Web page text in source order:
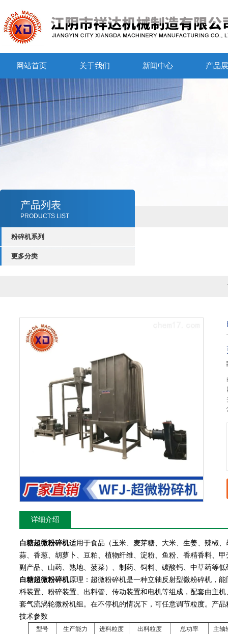
网站首页 关于我们 新闻中心 产品
产品列表
PRODUCTS LIST
粉碎机系列
更多分类
详细介绍
白糖超微粉碎机适用于食品（玉米、麦芽糖、大米、生姜、辣椒
蒜、香葱、胡萝卜、豆粕、植物纤维、淀粉、鱼粉、香精香料、
副产品、山药、熟地、菠菜）、制药、饲料、碳酸钙、中草药等
白糖超微粉碎机原理：超微粉碎机是一种立轴反射型微粉碎机，
料装置、粉碎装置、出料管、传动装置和电机等组成，配套由主
套气流涡轮微粉机组。在不停机的情况下，可任意调节粒度。产
技术参数
型号
生产能力
进料粒度
出料粒度
总功率
主轴